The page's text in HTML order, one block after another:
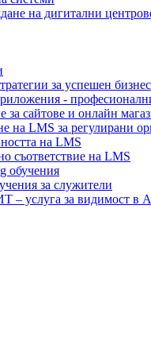
на дигитални
за успешен бизнес
-
за сайтове и онлайн
на LMS за регулирани
на LMS
съответствие на LMS
обучения
за служители
– услуга за видимост в